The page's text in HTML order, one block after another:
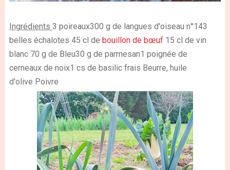
Ingrédients 3 poireaux300 g de langues d'oiseau n°143
belles échalotes 45 cl de bouillon de bœuf 15 cl de vin
blanc 70 g de Bleu30 g de parmesan1 poignée de
cerneaux de noix1 cs de basilic frais Beurre, huile
d'olive Poivre